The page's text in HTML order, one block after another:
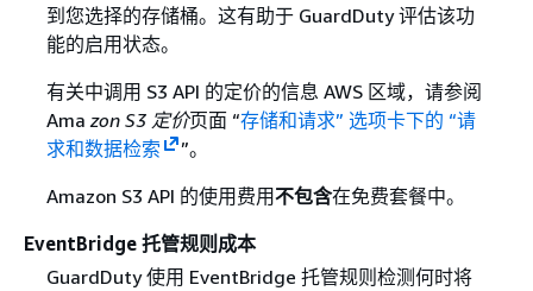
到您选择的存储桶。这有助于 GuardDuty 评估该功
能的启用状态。
有关中调用 S3 API 的定价的信息 AWS 区域，请参阅
Amazon S3 定价页面 “存储和请求” 选项卡下的 “请
求和数据检索
”。
Amazon S3 API 的使用费用不包含在免费套餐中。
EventBridge 托管规则成本
GuardDuty 使用 EventBridge 托管规则检测何时将